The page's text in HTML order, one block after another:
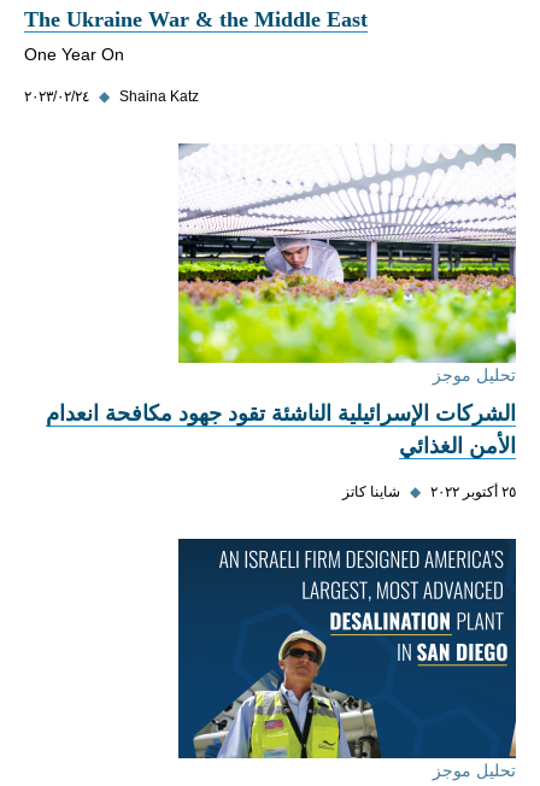
The Ukraine War & the Middle East
One Year On
٢٤‏/٠٢‏/٢٠٢٣ ◆ Shaina Katz
تحليل موجز
الشركات الإسرائيلية الناشئة تقود جهود مكافحة انعدام
الأمن الغذائي
٢٥ أكتوبر ٢٠٢٢ ◆ شاينا كاتز
تحليل موجز